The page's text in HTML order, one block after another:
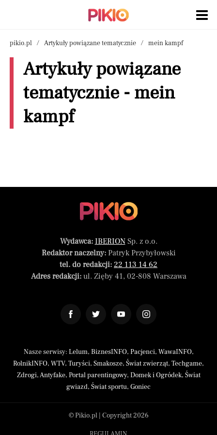
pikio.pl Artykuły powiązane tematycznie mein kampf
Artykuły powiązane
tematycznie - mein
kampf
Wydawca: IBERIONSp. z o.o.
Redaktor naczelny:Patryk Przybyłowski
tel. do redakcji: 22 113 14 62
Adres redakcji:ul. Zięby 41, 02-808 Warszawa
Nasze serwisy: Lelum, BiznesINFO, Pacjenci, WawaINFO,
RolnikINFO, WTV, Turyści, Smakosze, Świat zwierząt, Techgame,
Zdrogi,Antyfake, Portal parentingowy, Domek i Ogródek, Świat
gwiazd, Świat sportu, Goniec
© Pikio.pl | Copyright 2026